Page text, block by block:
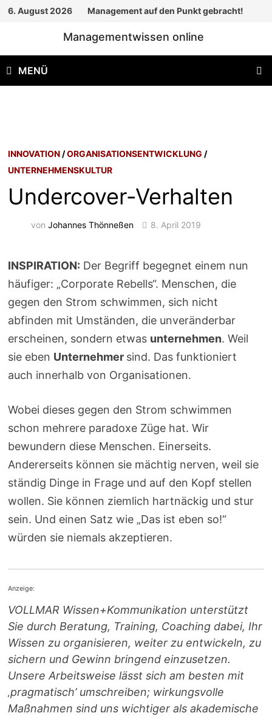
Zum
6. August 2026 Management auf den Punkt gebracht!
Managementwissen online
MENÜ
INNOVATION /ORGANISATIONSENTWICKLUNG /
UNTERNEHMENSKULTUR
Undercover-Verhalten
vonJohannes Thönneßen 8. April 2019
INSPIRATION: Der Begriff begegnet einem nun
häufiger: „Corporate Rebells“. Menschen, die
gegen den Strom schwimmen, sich nicht
abfinden mit Umständen, die unveränderbar
erscheinen, sondern etwas unternehmen. Weil
sie eben Unternehmer sind. Das funktioniert
auch innerhalb von Organisationen.
Wobei dieses gegen den Strom schwimmen
schon mehrere paradoxe Züge hat. Wir
bewundern diese Menschen. Einerseits.
Andererseits können sie mächtig nerven, weil sie
ständig Dinge in Frage und auf den Kopf stellen
wollen. Sie können ziemlich hartnäckig und stur
sein. Und einen Satz wie „Das ist eben so!“
würden sie niemals akzeptieren.
Anzeige:
VOLLMAR Wissen+Kommunikation unterstützt
Sie durch Beratung, Training, Coaching dabei, Ihr
Wissen zu organisieren, weiter zu entwickeln, zu
sichern und Gewinn bringend einzusetzen.
Unsere Arbeitsweise lässt sich am besten mit
‚pragmatisch’ umschreiben; wirkungsvolle
Maßnahmen sind uns wichtiger als akademische